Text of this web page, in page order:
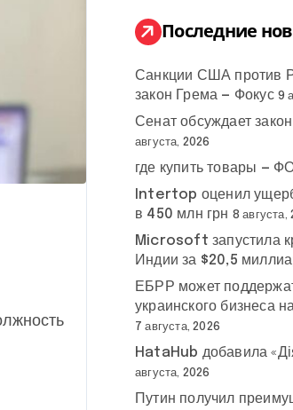
:
Последние
Санкции США против
закон Грема — Фокус 9
Сенат обсуждает
августа, 2026
где купить товары —
Intertop оценил
в 450 млн грн 8 августа,
Microsoft запустила
Индии за $20,5
ЕБРР может
украинского бизнеса
7 августа, 2026
HataHub добавила
августа, 2026
Путин получил